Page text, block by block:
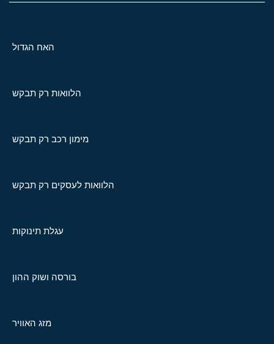
האח הגדול
הלוואות רק תבקש
מימון רכב רק תבקש
הלוואות לעסקים רק תבקש
עגלת תינוקות
בורסה ושוק ההון
מזג האוויר